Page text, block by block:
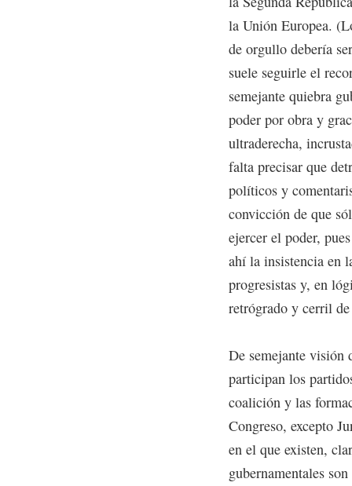
la Unión Europea.
de orgullo debería
suele seguirle el
semejante quiebra
poder por obra y
ultraderecha,
falta precisar que
políticos y
convicción de que
ejercer el poder,
ahí la insistencia en
progresistas y, en
retrógrado y cerril
De semejante visión
participan los
coalición y las
Congreso, excepto
en el que existen,
gubernamentales